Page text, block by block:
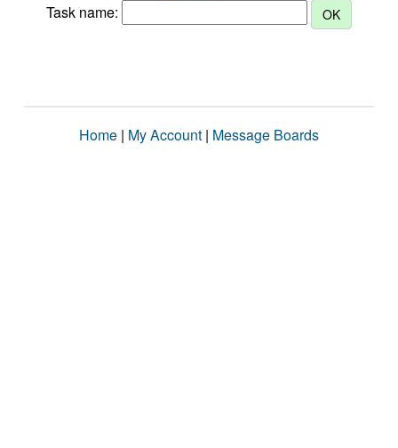
Task name:
Home | My Account | Message Boards